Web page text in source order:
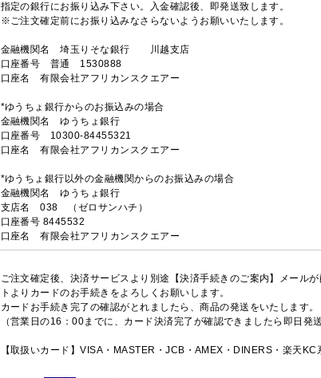
指定の銀行にお振り込み下さい。入金確認後、即発送致します。
※ご注文確定前にお振り込みなさらないようお願いいたします。
金融機関名 埼玉りそな銀行 川越支店
口座番号 普通 1530888
口座名 有限会社アフリカンスクエアー
*ゆうちょ銀行からのお振込みの場合
金融機関名 ゆうちょ銀行
口座番号 10300-84455321
口座名 有限会社アフリカンスクエアー
*ゆうちょ銀行以外の金融機関からのお振込みの場合
金融機関名 ゆうちょ銀行
支店名 038 （ゼロサンハチ）
口座番号 8445532
口座名 有限会社アフリカンスクエアー
ご注文確定後、決済サービスより別途【決済手続きのご案内】メール
トよりカードのお手続きをよろしくお願いします。
カードお手続き完了の確認がとれましたら、商品の発送をいたします。
（営業日の16：00までに、カード決済完了が確認できましたら即日発
【取扱いカード】VISA・MASTER・JCB・AMEX・DINERS・楽天KC